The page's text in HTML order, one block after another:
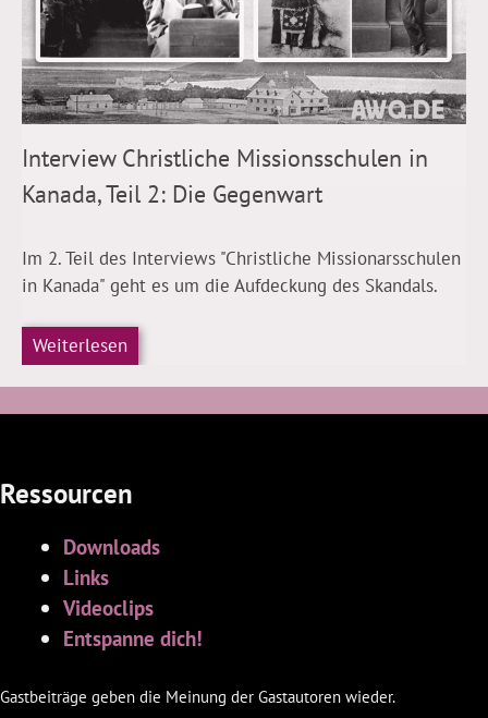
Interview Christliche Missionsschulen in
Kanada, Teil 2: Die Gegenwart
Im 2. Teil des Interviews "Christliche Missionarsschulen
in Kanada" geht es um die Aufdeckung des Skandals.
Weiterlesen
Ressourcen
Downloads
Links
Videoclips
Entspanne dich!
Gastbeiträge geben die Meinung der Gastautoren wieder.